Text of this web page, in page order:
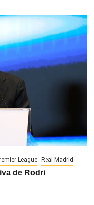
League Real Madrid
de Rodri